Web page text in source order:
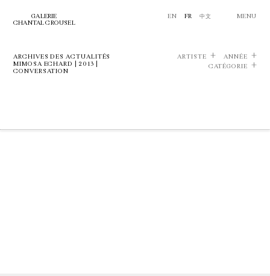
GALERIE
CHANTAL CROUSEL
EN FR 中文 MENU
ARCHIVES DES ACTUALITÉS
MIMOSA ECHARD | 2013 |
CONVERSATION
ARTISTE
ANNÉE
CATÉGORIE